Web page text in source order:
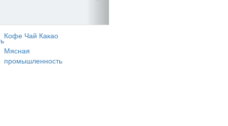
Кофе Чай Какао
Мясная
промышленность